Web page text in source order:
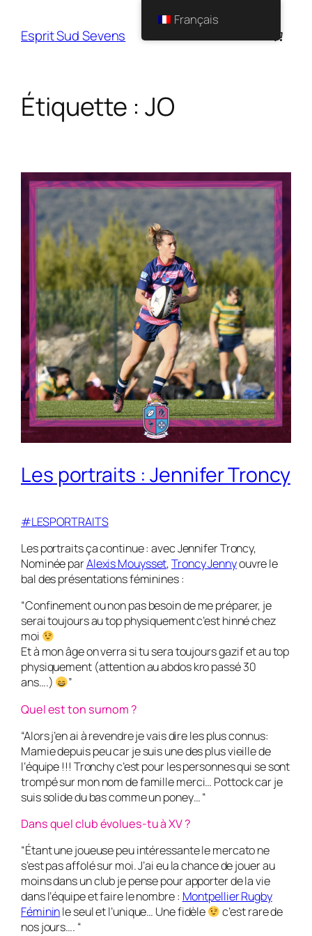
Esprit Sud Sevens
Étiquette : JO
Les portraits : Jennifer Troncy
#LESPORTRAITS
Les portraits ça continue : avec Jennifer Troncy,
Nominée parAlexis Mouysset,Troncy Jennyouvre le
bal des présentations féminines :
“Confinement ou non pas besoin de me préparer, je
serai toujours au top physiquement c’est hinné chez
moi
Et à mon âge on verra si tu sera toujours gazif et au top
physiquement (attention au abdos kro passé 30
ans….)
”
Quel est ton surnom ?
“Alors j’en ai à revendre je vais dire les plus connus:
Mamie depuis peu car je suis une des plus vieille de
l’équipe !!! Tronchy c’est pour les personnes qui se sont
trompé sur mon nom de famille merci… Pottock car je
suis solide du bas comme un poney… “
Dans quel club évolues-tu à XV ?
“Étant une joueuse peu intéressante le mercato ne
s’est pas affolé sur moi. J’ai eu la chance de jouer au
moins dans un club je pense pour apporter de la vie
dans l’équipe et faire le nombre : Montpellier Rugby
Fémininle seul et l’unique… Une fidèle
c’est rare de
nos jours…. “
Français